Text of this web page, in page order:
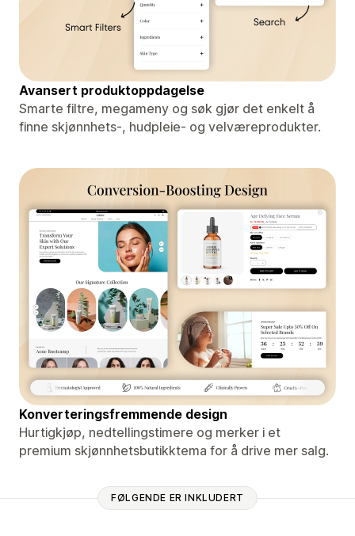
Avansert produktoppdagelse
Smarte filtre, megameny og søk gjør det enkelt å
finne skjønnhets-, hudpleie- og velværeprodukter.
Konverteringsfremmende design
Hurtigkjøp, nedtellingstimere og merker i et
premium skjønnhetsbutikktema for å drive mer salg.
FØLGENDE ER INKLUDERT